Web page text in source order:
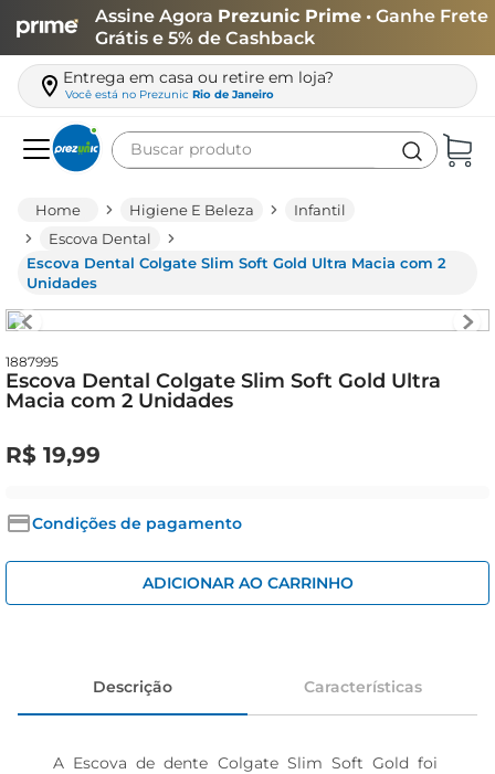
Assine Agora Prezunic Prime • Ganhe Frete
Grátis e 5% de Cashback
Entrega em casa ou retire em loja?
Você está no Prezunic Rio de Janeiro
Buscar produto
Higiene E Beleza
Infantil
Escova Dental
Escova Dental Colgate Slim Soft Gold Ultra Macia com 2
Unidades
1887995
Escova Dental Colgate Slim Soft Gold Ultra
Macia com 2 Unidades
R$ 19,99
Condições de pagamento
ADICIONAR AO CARRINHO
Descrição Características
A Escova de dente Colgate Slim Soft Gold foi
leite
arroz
azeite
papel higiênico